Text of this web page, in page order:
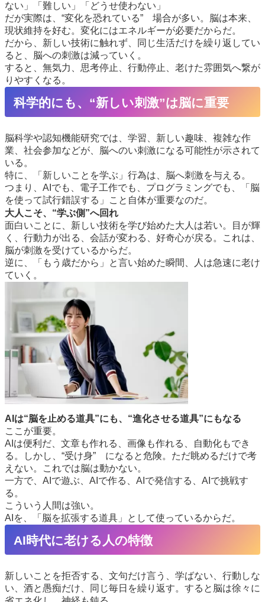
ない」「難しい」「どうせ使わない」
だが実際は、“変化を恐れている” 場合が多い。脳は本来、
現状維持を好む。変化にはエネルギーが必要だからだ。
だから、新しい技術に触れず、同じ生活だけを繰り返してい
ると、脳への刺激は減っていく。
すると、無気力、思考停止、行動停止、老けた雰囲気へ繋が
りやすくなる。
科学的にも、“新しい刺激”は脳に重要
脳科学や認知機能研究では、学習、新しい趣味、複雑な作
業、社会参加などが、脳へのい刺激になる可能性が示されて
いる。
特に、「新しいことを学ぶ」行為は、脳へ刺激を与える。
つまり、AIでも、電子工作でも、プログラミングでも、「脳
を使って試行錯誤する」こと自体が重要なのだ。
大人こそ、“学ぶ側”へ回れ
面白いことに、新しい技術を学び始めた大人は若い。目が輝
く、行動力が出る、会話が変わる、好奇心が戻る。これは、
脳が刺激を受けているからだ。
逆に、「もう歳だから」と言い始めた瞬間、人は急速に老け
ていく。
AIは“脳を止める道具”にも、“進化させる道具”にもなる
ここが重要。
AIは便利だ、文章も作れる、画像も作れる、自動化もでき
る。しかし、“受け身” になると危険。ただ眺めるだけで考
えない。これでは脳は動かない。
一方で、AIで遊ぶ、AIで作る、AIで発信する、AIで挑戦す
る。
こういう人間は強い。
AIを、「脳を拡張する道具」として使っているからだ。
AI時代に老ける人の特徴
新しいことを拒否する、文句だけ言う、学ばない、行動しな
い、酒と愚痴だけ、同じ毎日を繰り返す。すると脳は徐々に